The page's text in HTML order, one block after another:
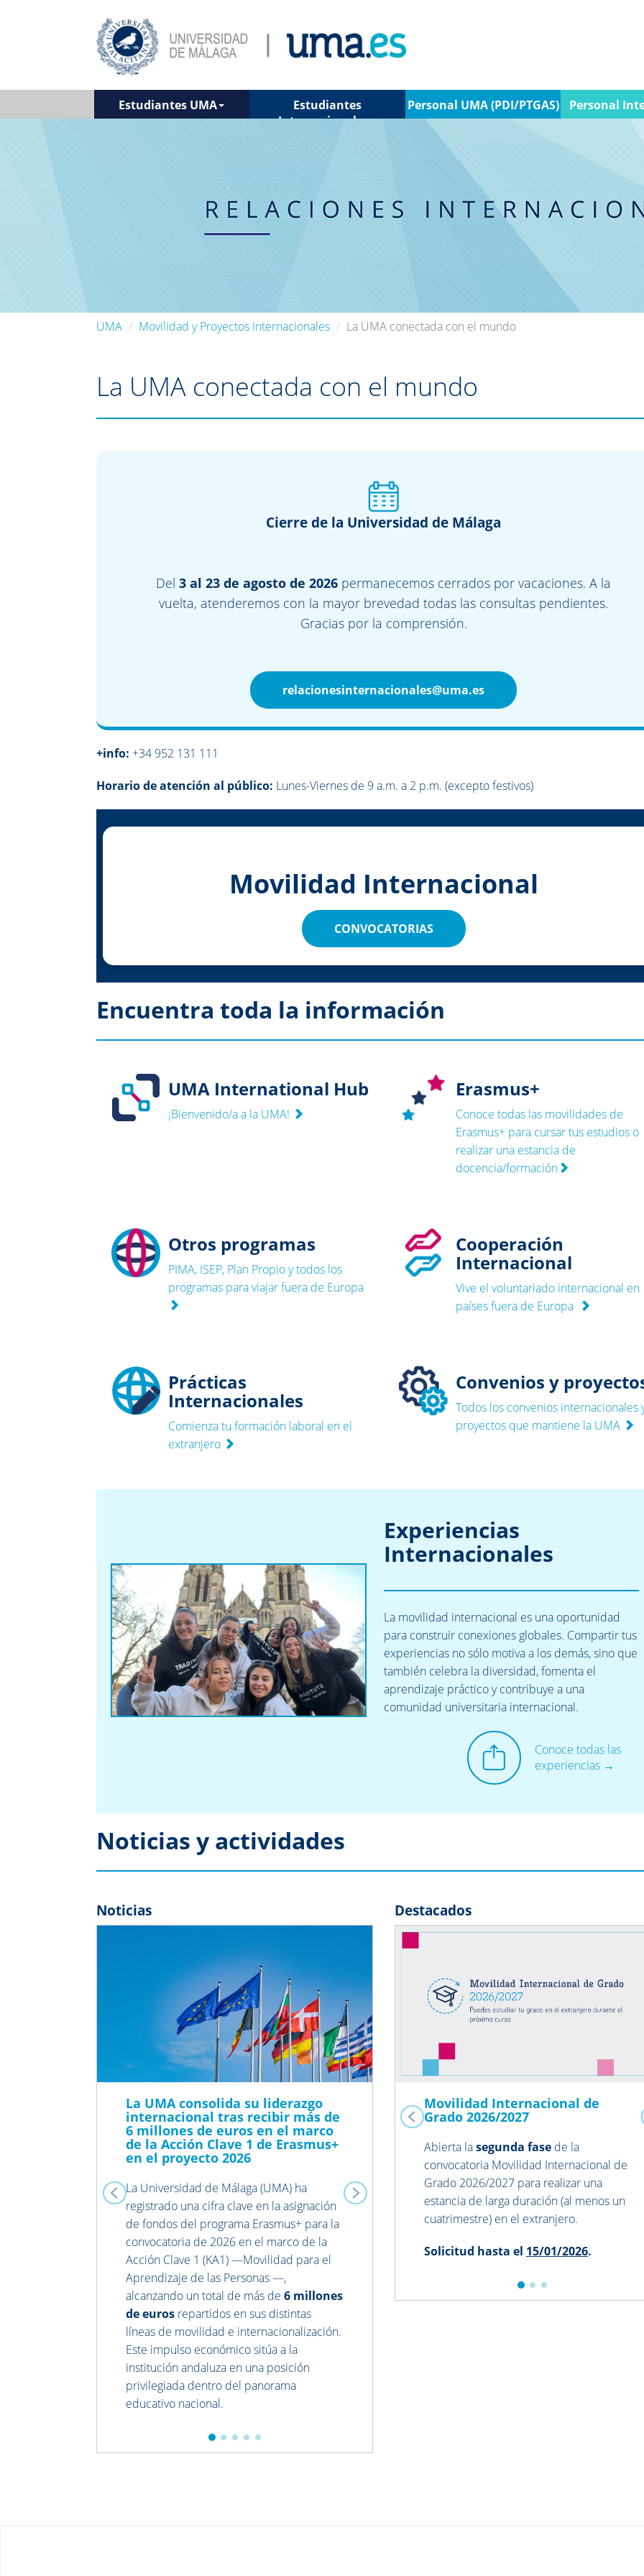
Estudiantes UMA
Estudiantes
Internacionales
Personal UMA (PDI/PTGAS) Personal
UMA Movilidad y Proyectos Internacionales La UMA conectada con el mundo
La UMA conectada con el mundo
Cierre de la Universidad de Málaga
Del3 al 23 de agosto de 2026 permanecemos cerrados por vacaciones. A la
vuelta, atenderemos con la mayor brevedad todas las consultas pendientes.
Gracias por la comprensión.
relacionesinternacionales@uma.es
+info: +34 952 131 111
Horario de atención al público: Lunes-Viernes de 9 a.m. a 2 p.m. (excepto festivos)
Movilidad Internacional
CONVOCATORIAS
Encuentra toda la información
UMA International Hub
¡Bienvenido/a a la UMA!
Erasmus+
Conoce todas las movilidades de
Erasmus+ para cursar tus estudios o
realizar una estancia de
docencia/formación
Otros programas
PIMA, ISEP, Plan Propio y todos los
programas para viajar fuera de Europa
Cooperación
Internacional
Vive el voluntariado internacional en
países fuera de Europa
Prácticas
Internacionales
Comienza tu formación laboral en el
extranjero
Convenios y
Todos los convenios internacionales
proyectos que mantiene la UMA
Experiencias
Internacionales
La movilidad internacional es una oportunidad
para construir conexiones globales. Compartir tus
experiencias no sólo motiva a los demás, sino que
también celebra la diversidad, fomenta el
aprendizaje práctico y contribuye a una
comunidad universitaria internacional.
Comparte
tu
Conoce todas las
experiencias →
Noticias y actividades
Noticias
La UMA consolida su liderazgo
internacional tras recibir más de
6 millones de euros en el marco
de la Acción Clave 1 de Erasmus+
en el proyecto 2026
La Universidad de Málaga (UMA) ha
registrado una cifra clave en la asignación
de fondos del programa Erasmus+ para la
convocatoria de 2026 en el marco de la
Acción Clave 1 (KA1) —Movilidad para el
Aprendizaje de las Personas —,
alcanzando un total de más de6 millones
de euros repartidos en sus distintas
líneas de movilidad e internacionalización.
Este impulso económico sitúa a la
institución andaluza en una posición
privilegiada dentro del panorama
educativo nacional.
Destacados
Movilidad Internacional de
Grado 2026/2027
Abierta lasegunda fasede la
convocatoria Movilidad Internacional de
Grado 2026/2027 para realizar una
estancia de larga duración (al menos un
cuatrimestre) en el extranjero.
Solicitud hasta el 15/01/2026.
Previous